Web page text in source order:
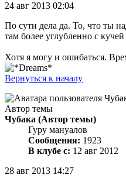
24 авг 2013 02:04
По сути дела да. То, что ты
там более углубленно с
Хотя я могу и ошибаться.
Вернуться к началу
Автор темы
Чубака (Автор темы)
Гуру мануалов
Сообщения: 1923
В клубе с: 12 авг 2012
28 авг 2013 14:27